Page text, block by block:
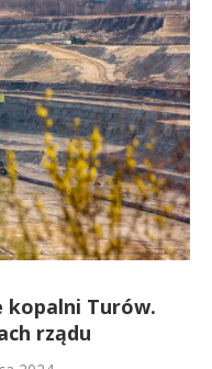
kopalni Turów.
rządu